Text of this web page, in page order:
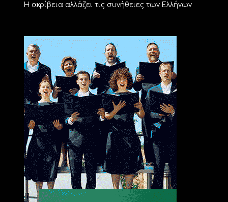
Η ακρίβεια αλλάζει τις συνήθειες των Ελλήνων